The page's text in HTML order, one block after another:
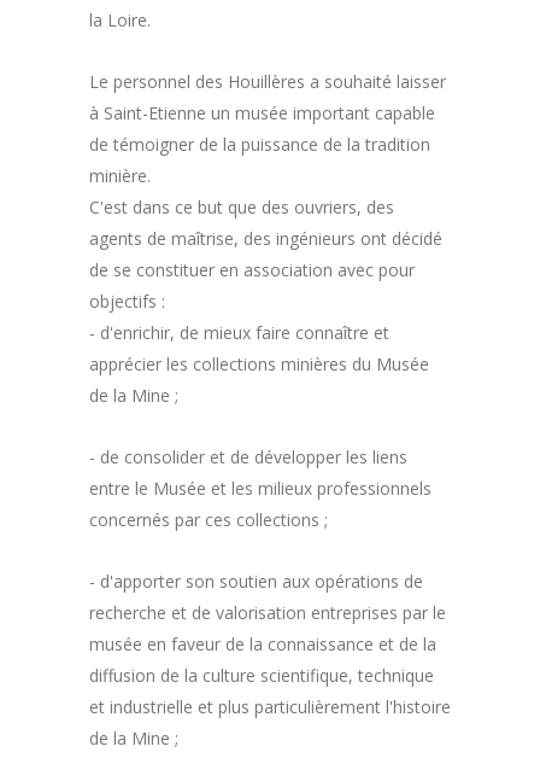
la Loire.
Le personnel des Houillères a souhaité laisser
à Saint-Etienne un musée important capable
de témoigner de la puissance de la tradition
minière.
C'est dans ce but que des ouvriers, des
agents de maîtrise, des ingénieurs ont décidé
de se constituer en association avec pour
objectifs :
- d'enrichir, de mieux faire connaître et
apprécier les collections minières du Musée
de la Mine ;
- de consolider et de développer les liens
entre le Musée et les milieux professionnels
concernés par ces collections ;
- d'apporter son soutien aux opérations de
recherche et de valorisation entreprises par le
musée en faveur de la connaissance et de la
diffusion de la culture scientifique, technique
et industrielle et plus particulièrement l'histoire
de la Mine ;